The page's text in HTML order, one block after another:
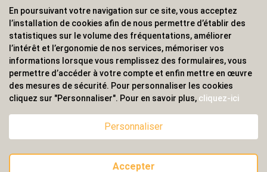
Écriture
Bagagerie sacs
Sport &
Outdoor
Enfant
Boisson
Textile &
Casquette
Accessoires de
bureau
ALVS, fournisseur d'objets publicitaires, pour les
professionnels. Une implantation nationale, une
couverture internationale.
© 2020 ALVS
En poursuivant votre navigation sur ce site, vous acceptez
l’installation de cookies afin de nous permettre d’établir des
statistiques sur le volume des fréquentations, améliorer
l’intérêt et l’ergonomie de nos services, mémoriser vos
informations lorsque vous remplissez des formulaires, vous
permettre d’accéder à votre compte et enfin mettre en œuvre
des mesures de sécurité. Pour personnaliser les cookies
cliquez sur "Personnaliser". Pour en savoir plus, cliquez-ici
Personnaliser
Accepter